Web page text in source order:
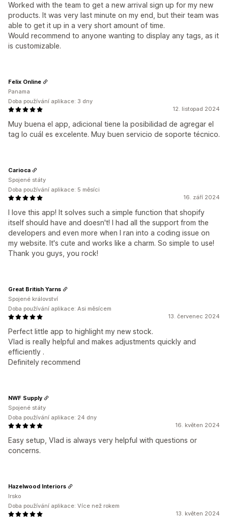
Worked with the team to get a new arrival sign up for my new
products. It was very last minute on my end, but their team was
able to get it up in a very short amount of time.
Would recommend to anyone wanting to display any tags, as it
is customizable.
12. listopad 2024
Muy buena el app, adicional tiene la posibilidad de agregar el
tag lo cuál es excelente. Muy buen servicio de soporte técnico.
Felix Online
Panama
Doba používání aplikace: 3 dny
16. září 2024
I love this app! It solves such a simple function that shopify
itself should have and doesn't! I had all the support from the
developers and even more when I ran into a coding issue on
my website. It's cute and works like a charm. So simple to use!
Thank you guys, you rock!
Carioca
Spojené státy
Doba používání aplikace: 5 měsíci
13. červenec 2024
Perfect little app to highlight my new stock.
Vlad is really helpful and makes adjustments quickly and
efficiently .
Definitely recommend
Great British Yarns
Spojené království
Doba používání aplikace: Asi měsícem
16. květen 2024
Easy setup, Vlad is always very helpful with questions or
concerns.
NWF Supply
Spojené státy
Doba používání aplikace: 24 dny
13. květen 2024
Hazelwood Interiors
Irsko
Doba používání aplikace: Více než rokem